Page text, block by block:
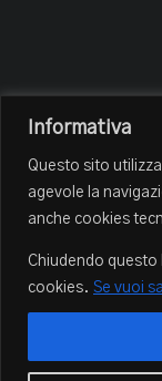
Informativa
Questo sito
agevole la
anche cookies
Chiudendo questo
cookies. Se vuoi
© 2022-2025,